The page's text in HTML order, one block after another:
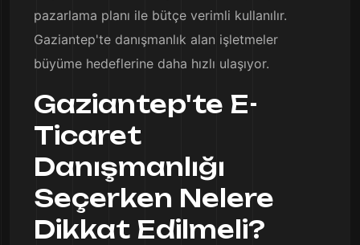
pazarlama planı ile bütçe verimli kullanılır.
Gaziantep'te danışmanlık alan işletmeler
büyüme hedeflerine daha hızlı ulaşıyor.
Gaziantep'te E-
Ticaret
Danışmanlığı
Seçerken Nelere
Dikkat Edilmeli?